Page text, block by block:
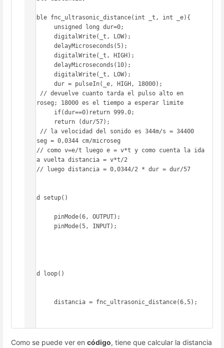
double fnc_ultrasonic_distance(int _t, int _e){
microseg; 18000 es el tiempo a esperar limite
cm/seg = 0,0344 cm/microseg
y la vuelta distancia = v*t/2
void setup()
void loop()
Como se puede ver en código, tiene que calcular la distancia